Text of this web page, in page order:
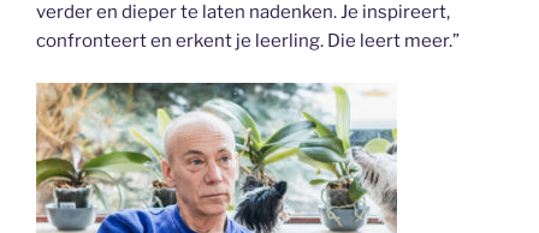
verder en dieper te laten nadenken. Je inspireert,
confronteert en erkent je leerling. Die leert meer.”